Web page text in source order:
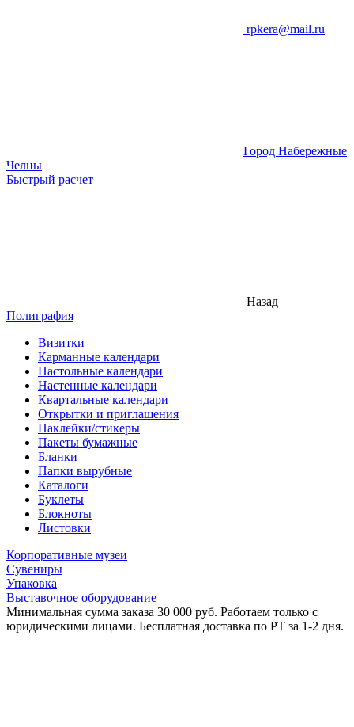
rpkera@mail.ru
Город Набережные
Челны
Быстрый расчет
Назад
Полиграфия
Визитки
Карманные календари
Настольные календари
Настенные календари
Квартальные календари
Открытки и приглашения
Наклейки/стикеры
Пакеты бумажные
Бланки
Папки вырубные
Каталоги
Буклеты
Блокноты
Листовки
Корпоративные музеи
Сувениры
Упаковка
Выставочное оборудование
Минимальная сумма заказа 30 000 руб. Работаем только с
юридическими лицами. Бесплатная доставка по РТ за 1-2 дня.